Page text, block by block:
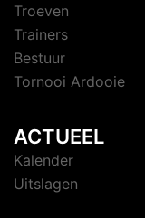
Troeven
Trainers
Bestuur
Tornooi Ardooie
ACTUEEL
Kalender
Uitslagen